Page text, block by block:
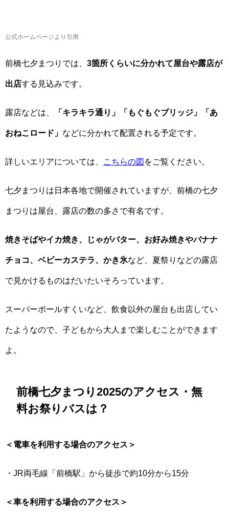
公式ホームページより引用
前橋七夕まつりでは、 3箇所くらいに分かれて屋台や露店が
出店する見込みです。
露店などは、 「キラキラ通り」「もぐもぐブリッジ」「あ
おねこロード」 などに分かれて配置される予定です。
詳しいエリアについては、 こちらの図 をご覧ください。
七夕まつりは日本各地で開催されていますが、前橋の七夕
まつりは屋台、露店の数の多さで有名です。
焼きそばやイカ焼き、じゃがバター、お好み焼きやバナナ
チョコ、ベビーカステラ、かき氷など、夏祭りなどの露店
で見かけるものはだいたいそろっています。
スーパーボールすくいなど、飲食以外の屋台も出店してい
たようなので、子どもから大人まで楽しむことができます
よ。
前橋七夕まつり2025のアクセス・無
料お祭りバスは？
＜電車を利用する場合のアクセス＞
・JR両毛線「前橋駅」から徒歩で約10分から15分
＜車を利用する場合のアクセス＞